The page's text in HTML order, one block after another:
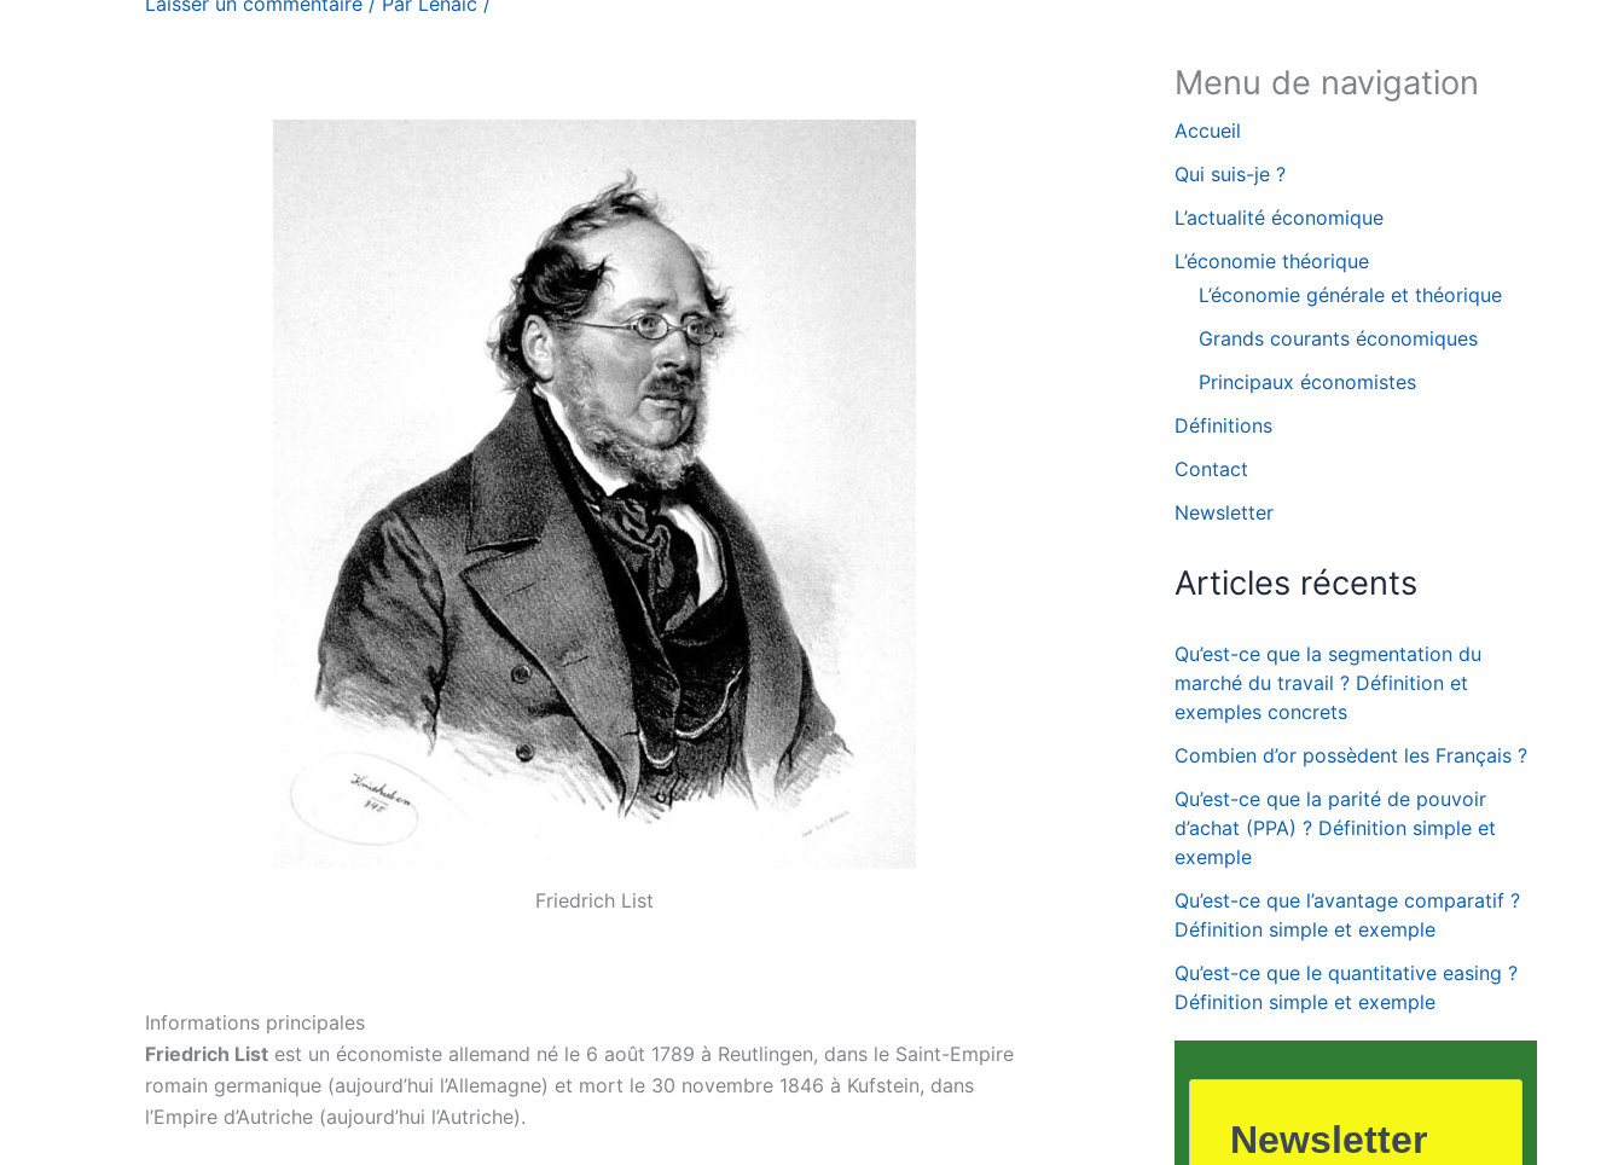
Friedrich List
Informations principales
Friedrich List est un économiste allemand né le 6 août 1789 à Reutlingen, dans le Saint-Empire
romain germanique (aujourd’hui l’Allemagne) et mort le 30 novembre 1846 à Kufstein, dans
l’Empire d’Autriche (aujourd’hui l’Autriche).
Menu de navigation
Accueil
Qui suis-je ?
L’actualité économique
L’économie théorique
L’économie générale et théorique
Grands courants économiques
Principaux économistes
Définitions
Contact
Newsletter
Articles récents
Qu’est-ce que la segmentation du
marché du travail ? Définition et
exemples concrets
Combien d’or possèdent les Français ?
Qu’est-ce que la parité de pouvoir
d’achat (PPA) ? Définition simple et
exemple
Qu’est-ce que l’avantage comparatif ?
Définition simple et exemple
Qu’est-ce que le quantitative easing ?
Définition simple et exemple
Newsletter